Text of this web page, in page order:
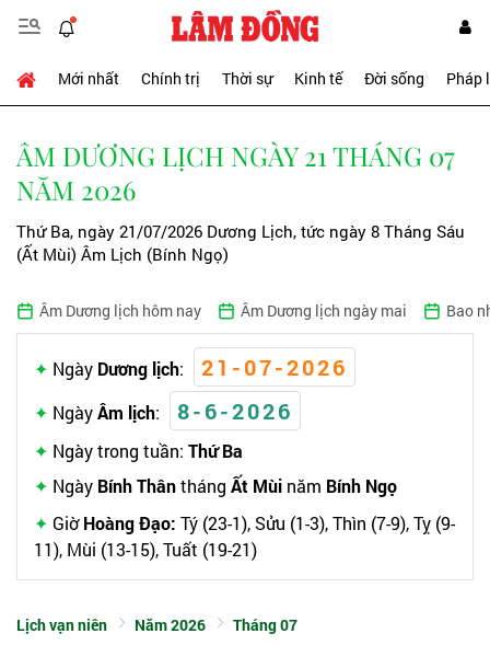
Mới nhất Chính trị Thời sự Kinh tế Đời sống Pháp
ÂM DƯƠNG LỊCH NGÀY 21 THÁNG 07
NĂM 2026
Thứ Ba, ngày 21/07/2026 Dương Lịch, tức ngày 8 Tháng Sáu
(Ất Mùi) Âm Lịch (Bính Ngọ)
Âm Dương lịch hôm nay Âm Dương lịch ngày mai Bao
Ngày Dương lịch: 21-07-2026
NgàyÂm lịch: 8-6-2026
Ngày trong tuần: Thứ Ba
Ngày Bính Thântháng Ất Mùi năm Bính Ngọ
GiờHoàng Đạo: Tý (23-1), Sửu (1-3), Thìn (7-9), Tỵ (9-
11), Mùi (13-15), Tuất (19-21)
Lịch vạn niên Năm 2026 Tháng 07